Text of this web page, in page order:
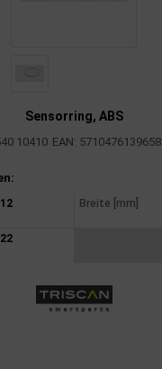
Sensorring, ABS
10410 EAN: 5710476139658
Breite [mm]